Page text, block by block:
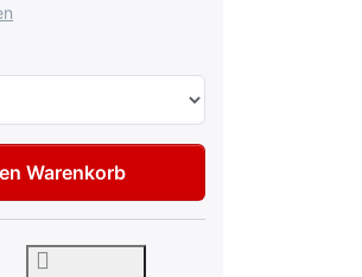
für BMW 354 Titansilber met Tupflack
Warenkorb